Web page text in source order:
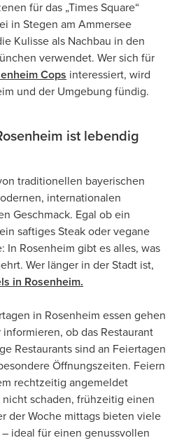
für das „Times Square“
in Stegen am Ammersee
Kulisse als Nachbau in den
verwendet. Wer sich für
Cops interessiert, wird
und der Umgebung fündig.
ist lebendig
traditionellen bayerischen
internationalen
Geschmack. Egal ob ein
saftiges Steak oder vegane
In Rosenheim gibt es alles, was
Wer länger in der Stadt ist,
in Rosenheim.
in Rosenheim essen gehen
ob das Restaurant
Restaurants sind an Feiertagen
Öffnungszeiten. Feiern
rechtzeitig angemeldet
schaden, frühzeitig einen
der Woche mittags bieten viele
ideal für einen genussvollen